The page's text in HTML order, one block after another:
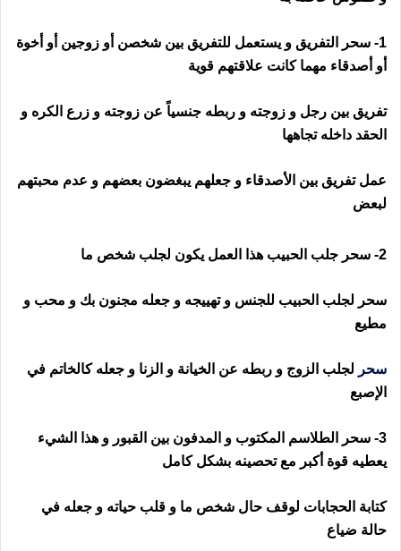
1- سحر التفريق و يستعمل للتفريق بين شخصن أو زوجين أو أخوة
أو أصدقاء مهما كانت علاقتهم قوية
تفريق بين رجل و زوجته و ربطه جنسياً عن زوجته و زرع الكره و
الحقد داخله تجاهها
عمل تفريق بين الأصدقاء و جعلهم يبغضون بعضهم و عدم محبتهم
لبعض
2- سحر جلب الحبيب هذا العمل يكون لجلب شخص ما
سحر لجلب الحبيب للجنس و تهييجه و جعله مجنون بك و محب و
مطيع
سحر لجلب الزوج و ربطه عن الخيانة و الزنا و جعله كالخاتم في
الإصبع
3- سحر الطلاسم المكتوب و المدفون بين القبور و هذا الشيء
يعطيه قوة أكبر مع تحصينه بشكل كامل
كتابة الحجابات لوقف حال شخص ما و قلب حياته و جعله في
حالة ضياع